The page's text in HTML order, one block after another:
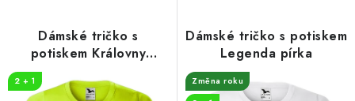
t
k
Dámské tričko s
potiskem Královny
2 + 1
Dámské tričko s potiskem
Legenda pírka
Změna roku